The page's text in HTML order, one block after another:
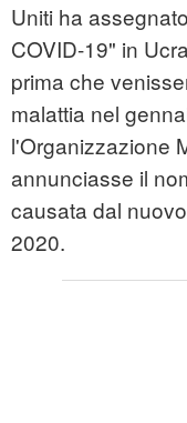
Uniti ha
COVID-19" in
prima che
malattia nel
l'Organizzazione
annunciasse il
causata dal nuovo
2020.